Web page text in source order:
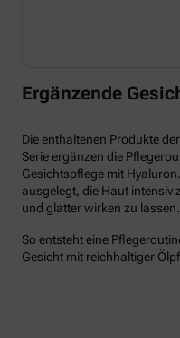
Ergänzende
Die enthaltenen Produkte der
Serie ergänzen die
Gesichtspflege mit
ausgelegt, die Haut intensiv
und glatter wirken zu lassen.
So entsteht eine
Gesicht mit reichhaltiger